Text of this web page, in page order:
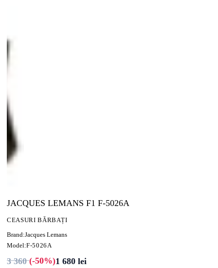
JACQUES LEMANS F1 F-5026A
CEASURI BĂRBAȚI
Brand:Jacques Lemans
Model:F-5026A
3 360(-50%)Prețul1 680 lei
Prețul